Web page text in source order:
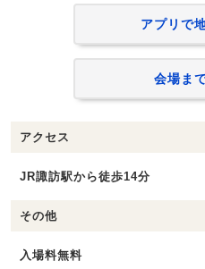
アプリで
会場ま
アクセス
JR諏訪駅から徒歩14分
その他
入場料無料